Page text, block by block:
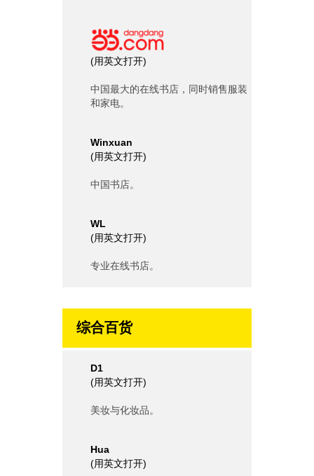
(用英文打开)
中国最大的在线书店，同时销售服装
和家电。
Winxuan
(用英文打开)
中国书店。
WL
(用英文打开)
专业在线书店。
综合百货
D1
(用英文打开)
美妆与化妆品。
Hua
(用英文打开)